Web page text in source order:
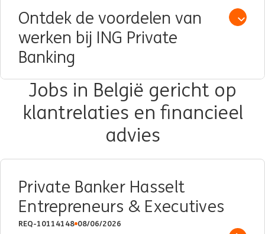
Ontdek de voordelen van
werken bij ING Private
Banking
Open
Jobs in België gericht op
klantrelaties en financieel
advies
Private Banker Hasselt
Entrepreneurs & Executives
REQ-10114148 08/06/2026